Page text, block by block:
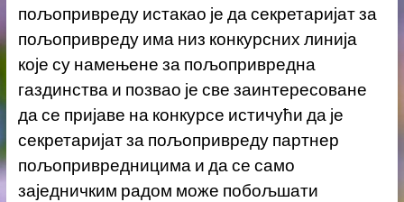
пољопривреду истакао је да секретаријат за
пољопривреду има низ конкурсних линија
које су намењене за пољопривредна
газдинства и позвао је све заинтересоване
да се пријаве на конкурсе истичући да је
секретаријат за пољопривреду партнер
пољопривредницима и да се само
заједничким радом може побољшати